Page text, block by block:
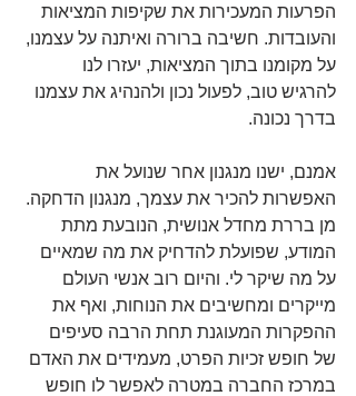
הפרעות המעכירות את שקיפות המציאות
והעובדות. חשיבה ברורה ואיתנה על עצמנו,
על מקומנו בתוך המציאות, יעזרו לנו
להרגיש טוב, לפעול נכון ולהנהיג את עצמנו
בדרך נכונה.
אמנם, ישנו מנגנון אחר שנועל את
האפשרות להכיר את עצמך, מנגנון הדחקה.
מן בררת מחדל אנושית, הנובעת מתת
המודע, שפועלת להדחיק את מה שמאיים
על מה שיקר לי. והיום רוב אנשי העולם
מייקרים ומחשיבים את הנוחות, ואף את
ההפקרות המעוגנת תחת הרבה סעיפים
של חופש זכיות הפרט, מעמידים את האדם
במרכז החברה במטרה לאפשר לו חופש